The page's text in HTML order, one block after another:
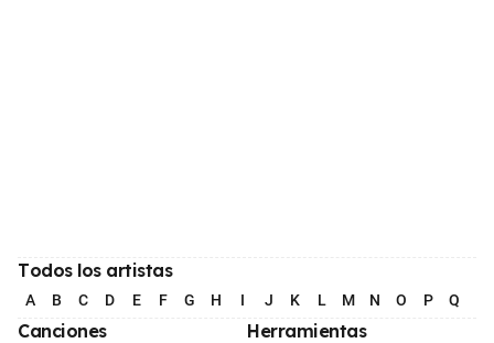
Todos los artistas
A B C D E F G H I J K L M N O P Q
Canciones Herramientas